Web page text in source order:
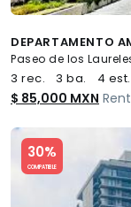
3 rec. 3 ba. 4 est.
$ 85,000 MXN
30%
COMPATIBLE
Slide 1 of 5